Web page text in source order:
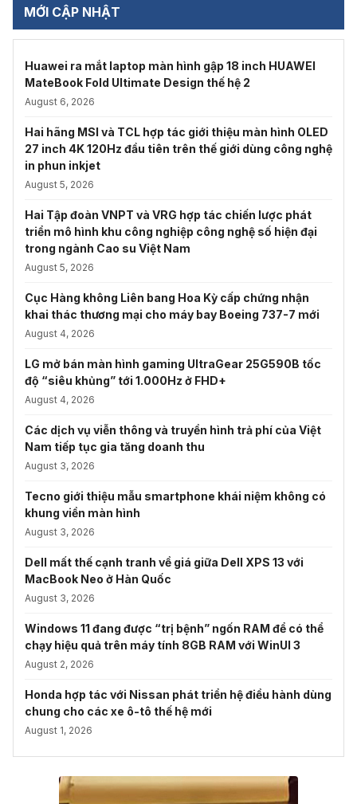
MỚI CẬP NHẬT
Huawei ra mắt laptop màn hình gập 18 inch HUAWEI
MateBook Fold Ultimate Design thế hệ 2
August 6, 2026
Hai hãng MSI và TCL hợp tác giới thiệu màn hình OLED
27 inch 4K 120Hz đầu tiên trên thế giới dùng công nghệ
in phun inkjet
August 5, 2026
Hai Tập đoàn VNPT và VRG hợp tác chiến lược phát
triển mô hình khu công nghiệp công nghệ số hiện đại
trong ngành Cao su Việt Nam
August 5, 2026
Cục Hàng không Liên bang Hoa Kỳ cấp chứng nhận
khai thác thương mại cho máy bay Boeing 737-7 mới
August 4, 2026
LG mở bán màn hình gaming UltraGear 25G590B tốc
độ “siêu khủng” tới 1.000Hz ở FHD+
August 4, 2026
Các dịch vụ viễn thông và truyền hình trả phí của Việt
Nam tiếp tục gia tăng doanh thu
August 3, 2026
Tecno giới thiệu mẫu smartphone khái niệm không có
khung viền màn hình
August 3, 2026
Dell mất thế cạnh tranh về giá giữa Dell XPS 13 với
MacBook Neo ở Hàn Quốc
August 3, 2026
Windows 11 đang được “trị bệnh” ngốn RAM để có thể
chạy hiệu quả trên máy tính 8GB RAM với WinUI 3
August 2, 2026
Honda hợp tác với Nissan phát triển hệ điều hành dùng
chung cho các xe ô-tô thế hệ mới
August 1, 2026